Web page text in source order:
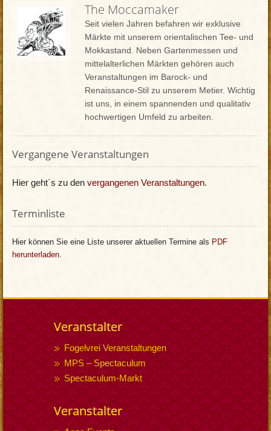
The Moccamaker
Seit vielen Jahren befahren wir exklusive
Märkte mit unserem orientalischen Tee- und
Mokkastand. Neben Gartenmessen und
mittelalterlichen Märkten gehören auch
Veranstaltungen im Barock- und
Renaissance-Stil zu unserem Metier. Wichtig
ist uns, in einem spannenden und qualitativ
hochwertigen Umfeld zu arbeiten.
Vergangene Veranstaltungen
Hier geht´s zu den vergangenen Veranstaltungen.
Terminliste
Hier können Sie eine Liste unserer aktuellen Termine als PDF
herunterladen
Veranstalter
Fogelvrei Veranstaltungen
MPS – Spectaculum
Spectaculum-Markt
Veranstalter